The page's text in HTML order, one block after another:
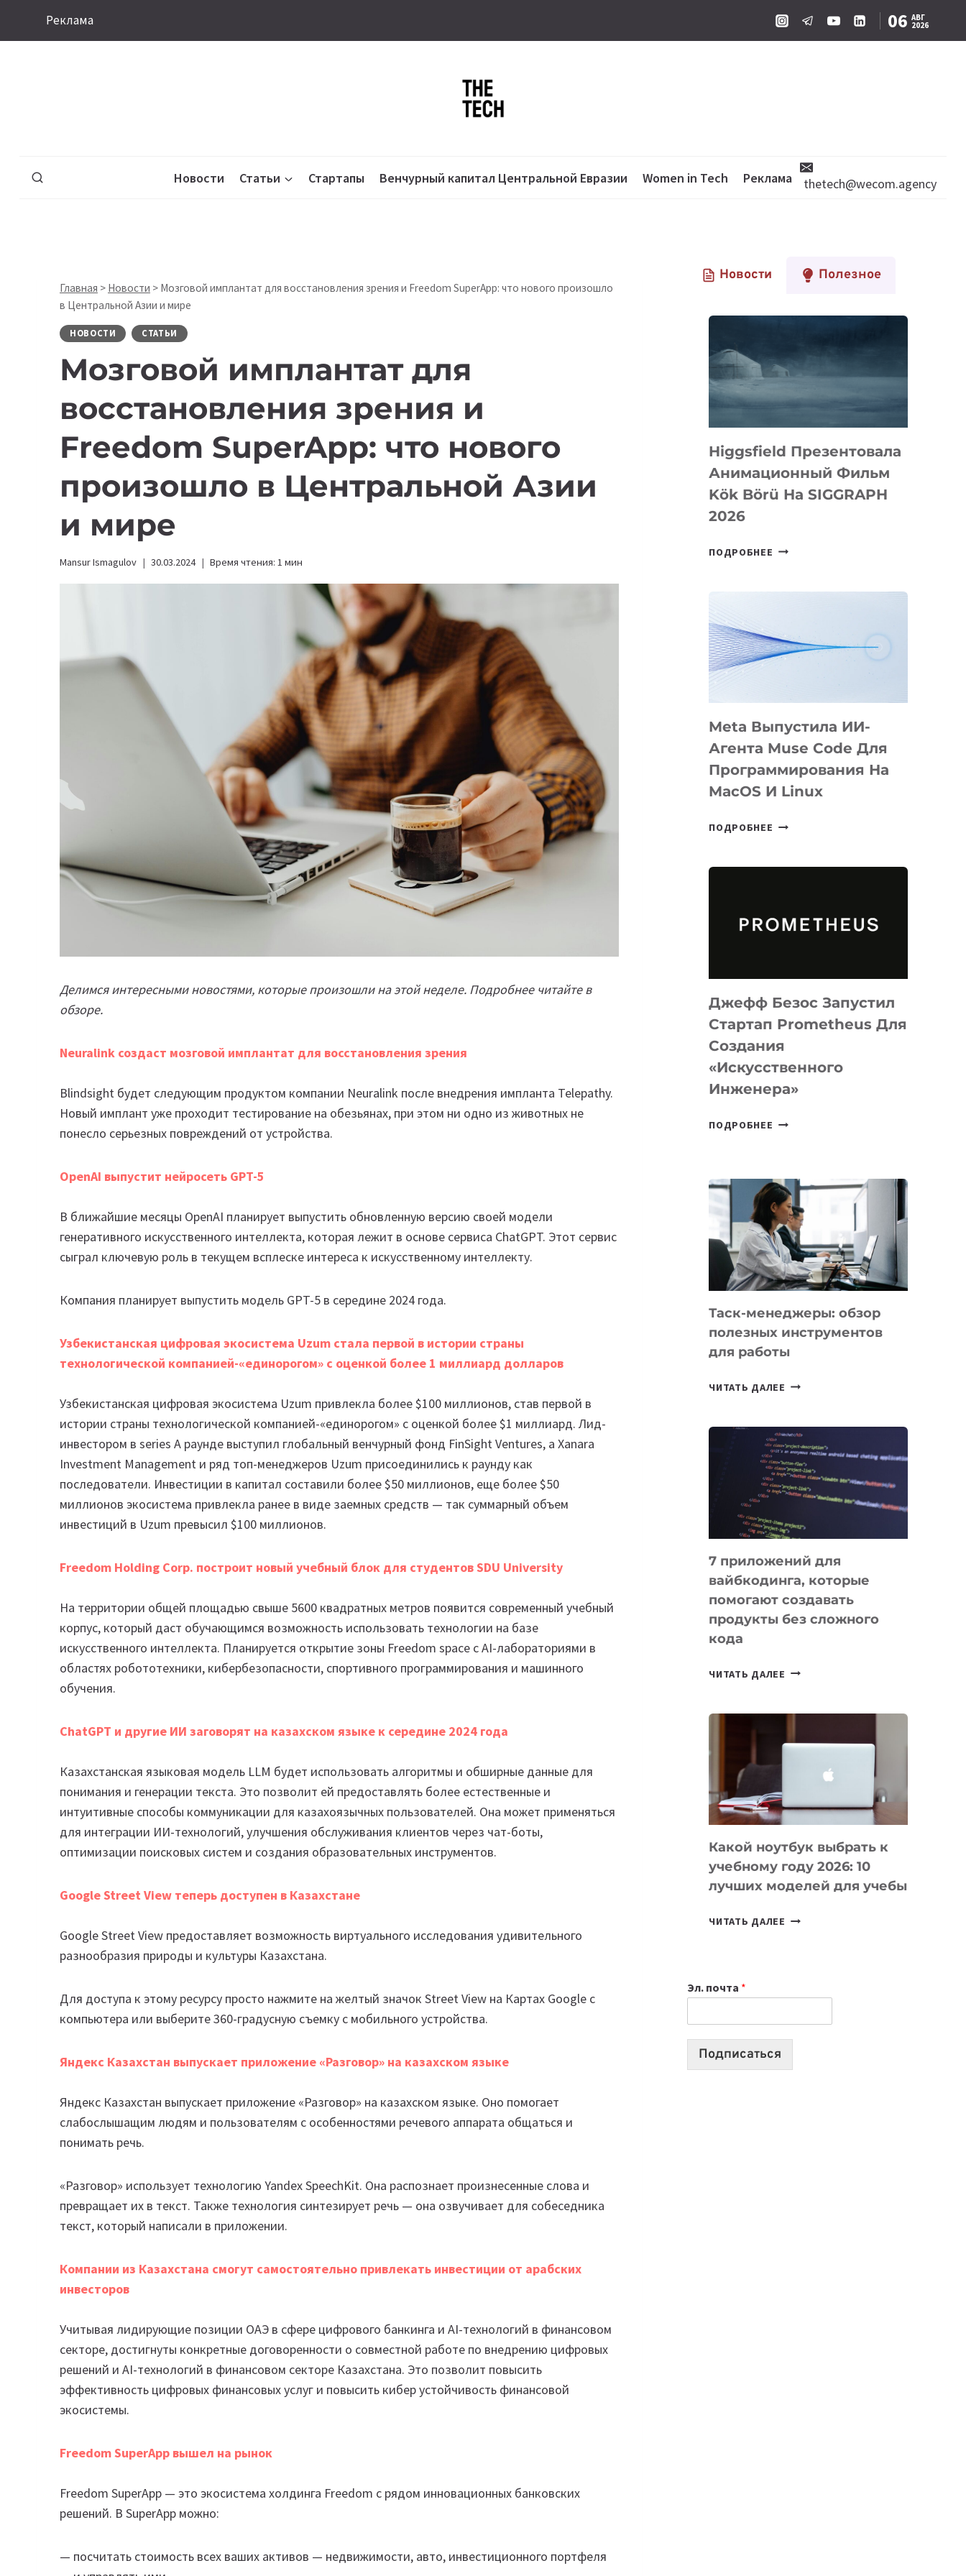
Реклама 06 АВГ
2026
Новости Статьи Стартапы Венчурный капитал Центральной Евразии Women in Tech Реклама thetech@wecom.agency
Главная > Новости > Мозговой имплантат для восстановления зрения и Freedom SuperApp: что нового произошло
в Центральной Азии и мире
НОВОСТИ СТАТЬИ
Мозговой имплантат для
восстановления зрения и
Freedom SuperApp: что нового
произошло в Центральной Азии
и мире
Mansur Ismagulov 30.03.2024 Время чтения: 1 мин
Делимся интересными новостями, которые произошли на этой неделе. Подробнее читайте в
обзоре.
Neuralink создаст мозговой имплантат для восстановления зрения
Blindsight будет следующим продуктом компании Neuralink после внедрения импланта Telepathy.
Новый имплант уже проходит тестирование на обезьянах, при этом ни одно из животных не
понесло серьезных повреждений от устройства.
OpenAI выпустит нейросеть GPT-5
В ближайшие месяцы OpenAI планирует выпустить обновленную версию своей модели
генеративного искусственного интеллекта, которая лежит в основе сервиса ChatGPT. Этот сервис
сыграл ключевую роль в текущем всплеске интереса к искусственному интеллекту.
Компания планирует выпустить модель GPT-5 в середине 2024 года.
Узбекистанская цифровая экосистема Uzum стала первой в истории страны
технологической компанией-«единорогом» с оценкой более 1 миллиард долларов
Узбекистанская цифровая экосистема Uzum привлекла более $100 миллионов, став первой в
истории страны технологической компанией-«единорогом» с оценкой более $1 миллиард. Лид-
инвестором в series A раунде выступил глобальный венчурный фонд FinSight Ventures, а Xanara
Investment Management и ряд топ-менеджеров Uzum присоединились к раунду как
последователи. Инвестиции в капитал составили более $50 миллионов, еще более $50
миллионов экосистема привлекла ранее в виде заемных средств — так суммарный объем
инвестиций в Uzum превысил $100 миллионов.
Freedom Holding Corp. построит новый учебный блок для студентов SDU University
На территории общей площадью свыше 5600 квадратных метров появится современный учебный
корпус, который даст обучающимся возможность использовать технологии на базе
искусственного интеллекта. Планируется открытие зоны Freedom space c AI-лабораториями в
областях робототехники, кибербезопасности, спортивного программирования и машинного
обучения.
ChatGPT и другие ИИ заговорят на казахском языке к середине 2024 года
Казахстанская языковая модель LLM будет использовать алгоритмы и обширные данные для
понимания и генерации текста. Это позволит ей предоставлять более естественные и
интуитивные способы коммуникации для казахоязычных пользователей. Она может применяться
для интеграции ИИ-технологий, улучшения обслуживания клиентов через чат-боты,
оптимизации поисковых систем и создания образовательных инструментов.
Google Street View теперь доступен в Казахстане
Google Street View предоставляет возможность виртуального исследования удивительного
разнообразия природы и культуры Казахстана.
Для доступа к этому ресурсу просто нажмите на желтый значок Street View на Картах Google с
компьютера или выберите 360-градусную съемку с мобильного устройства.
Яндекс Казахстан выпускает приложение «Разговор» на казахском языке
Яндекс Казахстан выпускает приложение «Разговор» на казахском языке. Оно помогает
слабослышащим людям и пользователям с особенностями речевого аппарата общаться и
понимать речь.
«Разговор» использует технологию Yandex SpeechKit. Она распознает произнесенные слова и
превращает их в текст. Также технология синтезирует речь — она озвучивает для собеседника
текст, который написали в приложении.
Компании из Казахстана смогут самостоятельно привлекать инвестиции от арабских
инвесторов
Учитывая лидирующие позиции ОАЭ в сфере цифрового банкинга и AI-технологий в финансовом
секторе, достигнуты конкретные договоренности о совместной работе по внедрению цифровых
решений и AI-технологий в финансовом секторе Казахстана. Это позволит повысить
эффективность цифровых финансовых услуг и повысить кибер устойчивость финансовой
экосистемы.
Freedom SuperApp вышел на рынок
Freedom SuperApp — это экосистема холдинга Freedom с рядом инновационных банковских
решений. В SuperApp можно:
— посчитать стоимость всех ваших активов — недвижимости, авто, инвестиционного портфеля
Новости Полезное
Higgsfield Презентовала
Анимационный Фильм
Kök Börü На SIGGRAPH
2026
ПОДРОБНЕЕ HIGGSFIELD
BÖRÜ
НА
Meta Выпустила ИИ-
Агента Muse Code Для
Программирования На
MacOS И Linux
ПОДРОБНЕЕ META
ДЛЯ
И
LINUX
Джефф Безос Запустил
Стартап Prometheus Для
Создания
«искусственного
Инженера»
ПОДРОБНЕЕ ДЖЕФФ
PROMETHEUS
ДЛЯ
СОЗДАНИЯ
«ИСКУССТВЕННОГО
ИНЖЕНЕРА»
Таск-менеджеры: обзор
полезных инструментов
для работы
ЧИТАТЬ ДАЛЕЕ ТАСК-
ПОЛЕЗНЫХ
ИНСТРУМЕНТОВ
ДЛЯ
РАБОТЫ
7 приложений для
вайбкодинга, которые
помогают создавать
продукты без сложного
кода
ЧИТАТЬ ДАЛЕЕ
КОТОРЫЕ
СОЗДАВАТЬ
БЕЗ
КОДА
Какой ноутбук выбрать к
учебному году 2026: 10
лучших моделей для учебы
ЧИТАТЬ ДАЛЕЕ КАКОЙ
2026:
10
Эл. почта *
Подписаться